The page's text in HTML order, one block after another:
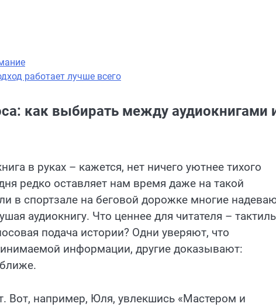
работает лучше всего
как выбирать между аудиокнигами
в руках – кажется, нет ничего уютнее тихого
редко оставляет нам время даже на такой
в спортзале на беговой дорожке многие
аудиокнигу. Что ценнее для читателя –
подача истории? Одни уверяют, что
информации, другие доказывают:
Вот, например, Юля, увлекшись «Мастером и